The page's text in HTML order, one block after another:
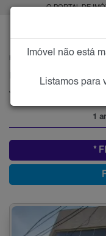
O PORTAL DE
Jardim Maracanã, Zona
1
*
Imóvel não está
Listamos para